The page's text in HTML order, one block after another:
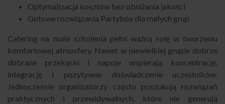
Optymalizacja kosztów bez obniżania jakości
Gotowe rozwiązania Partybox dla małych grup
Catering na małe szkolenia pełni ważną rolę w tworzeniu
komfortowej atmosfery. Nawet w niewielkiej grupie dobrze
dobrane przekąski i napoje wspierają koncentrację,
integrację i pozytywne doświadczenie uczestników.
Jednocześnie organizatorzy często poszukują rozwiązań
praktycznych i przewidywalnych, które nie generują